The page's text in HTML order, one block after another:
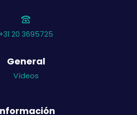
+31 20 3695725
General
Vídeos